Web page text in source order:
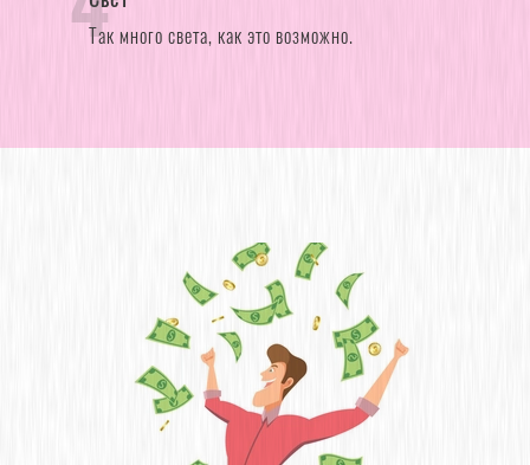
Так много света, как это возможно.